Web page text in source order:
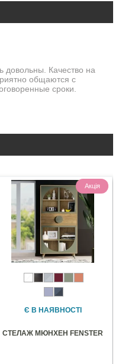
довольны. Качество на
общаются с
сроки.
Акція
Є В НАЯВНОСТІ
СТЕЛАЖ МЮНХЕН FENSTER